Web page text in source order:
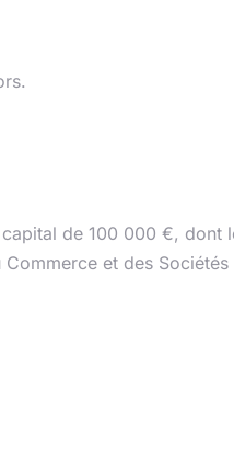
de 100 000 €,
et des